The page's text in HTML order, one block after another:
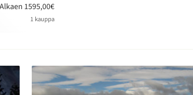
Alkaen 1595,00€
1 kauppa